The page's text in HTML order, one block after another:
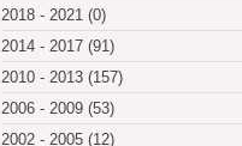
2018 - 2021 (0)
2014 - 2017 (91)
2010 - 2013 (157)
2006 - 2009 (53)
2002 - 2005 (12)